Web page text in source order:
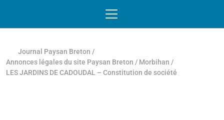
Journal Paysan Breton /
Annonces légales du site Paysan Breton / Morbihan /
LES JARDINS DE CADOUDAL – Constitution de société